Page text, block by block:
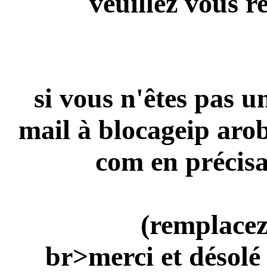
si vous n'êtes pas
mail à blocageip
com en
br>merci et